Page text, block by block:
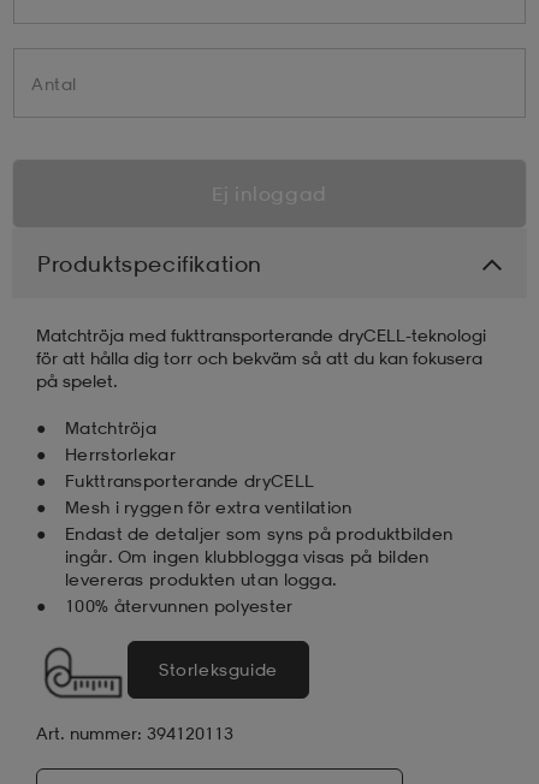
Antal
Ej inloggad
Produktspecifikation
Matchtröja med fukttransporterande dryCELL-teknologi
för att hålla dig torr och bekväm så att du kan fokusera
på spelet.
Matchtröja
Herrstorlekar
Fukttransporterande dryCELL
Mesh i ryggen för extra ventilation
Endast de detaljer som syns på produktbilden
ingår. Om ingen klubblogga visas på bilden
levereras produkten utan logga.
100% återvunnen polyester
Storleksguide
Art. nummer: 394120113